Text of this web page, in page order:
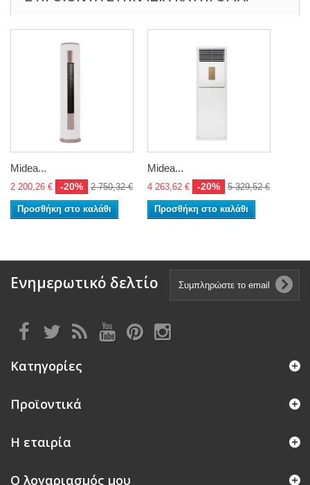
Midea...
2 200,26 € -20% 2 750,32 €
Προσθήκη στο καλάθι
Midea...
4 263,62 € -20% 5 329,52 €
Προσθήκη στο καλάθι
Ενημερωτικό δελτίο
Κατηγορίες
Προϊοντικά
Η εταιρία
Ο λογαριασμός μου